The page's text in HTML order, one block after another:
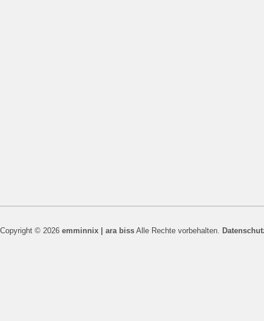
Copyright © 2026 emminnix | ara biss Alle Rechte vorbehalten.